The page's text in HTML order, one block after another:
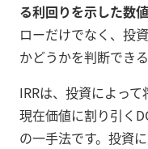
る利回りを示した数値
ローだけでなく、投
かどうかを判断でき
IRRは、投資によっ
現在価値に割り引く
の一手法です。投資